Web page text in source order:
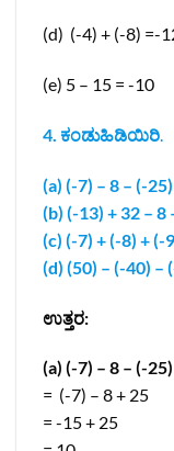
(d) (-4) + (-8) =-
(e) 5 – 15 = -10
4. ಕಂಡುಹಿಡಿಯಿರಿ.
(a) (-7) – 8 – (-25)
(b) (-13) + 32 – 8
(c) (-7) + (-8) + (-
(d) (50) – (-40) –
ಉತ್ತರ:
(a) (-7) – 8 – (-25)
= (-7) – 8 + 25
= -15 + 25